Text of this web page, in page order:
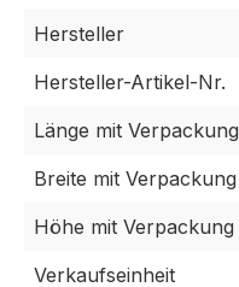
Hersteller
Hersteller-Artikel-Nr.
Länge mit Verpackung
Breite mit Verpackung
Höhe mit Verpackung
Verkaufseinheit